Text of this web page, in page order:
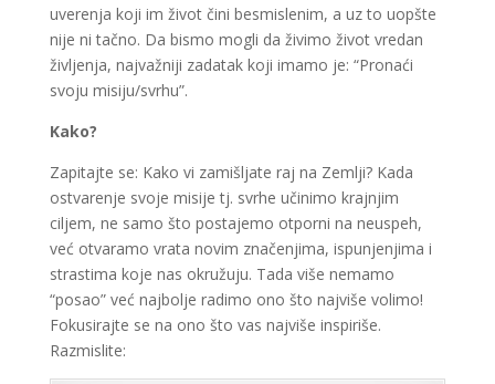
uverenja koji im život čini besmislenim, a uz to uopšte
nije ni tačno. Da bismo mogli da živimo život vredan
življenja, najvažniji zadatak koji imamo je: “Pronaći
svoju misiju/svrhu”.
Kako?
Zapitajte se: Kako vi zamišljate raj na Zemlji? Kada
ostvarenje svoje misije tj. svrhe učinimo krajnjim
ciljem, ne samo što postajemo otporni na neuspeh,
već otvaramo vrata novim značenjima, ispunjenjima i
strastima koje nas okružuju. Tada više nemamo
“posao” već najbolje radimo ono što najviše volimo!
Fokusirajte se na ono što vas najviše inspiriše.
Razmislite: